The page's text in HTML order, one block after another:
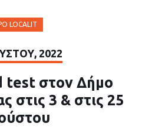
LOCALIT
2022
test στον Δήμο
στις 3 & στις 25